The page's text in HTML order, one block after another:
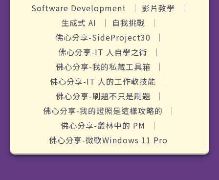
Software Development
影片教學
生成式 AI
自我挑戰
佛心分享-SideProject30
佛心分享-IT 人自學之術
佛心分享-我的私藏工具箱
佛心分享-IT 人的工作軟技能
佛心分享-刷題不只是刷題
佛心分享-我的證照是這樣攻略的
佛心分享-叢林中的 PM
佛心分享-微軟Windows 11 Pro